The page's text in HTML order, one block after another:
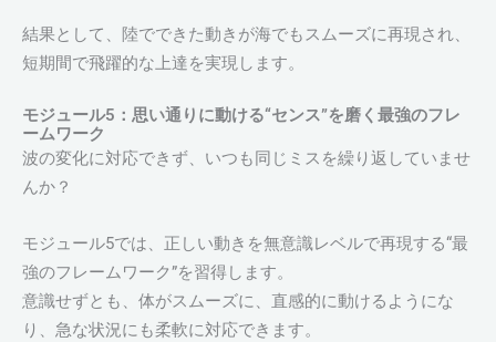
結果として、陸でできた動きが海でもスムーズに再現され、
短期間で飛躍的な上達を実現します。
モジュール5：思い通りに動ける“センス”を磨く最強のフレ
ームワーク
波の変化に対応できず、いつも同じミスを繰り返していませ
んか？
モジュール5では、正しい動きを無意識レベルで再現する“最
強のフレームワーク”を習得します。
意識せずとも、体がスムーズに、直感的に動けるようにな
り、急な状況にも柔軟に対応できます。